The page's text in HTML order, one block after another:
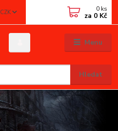
Menu
CZK
Hledat
0 ks
za 0 Kč